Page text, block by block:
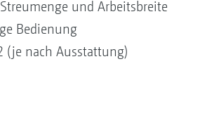
und Arbeitsbreite
Bedienung
(je nach Ausstattung)